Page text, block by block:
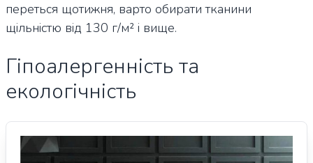
переться щотижня, варто обирати тканини
щільністю від 130 г/м² і вище.
Гіпоалергенність та
екологічність